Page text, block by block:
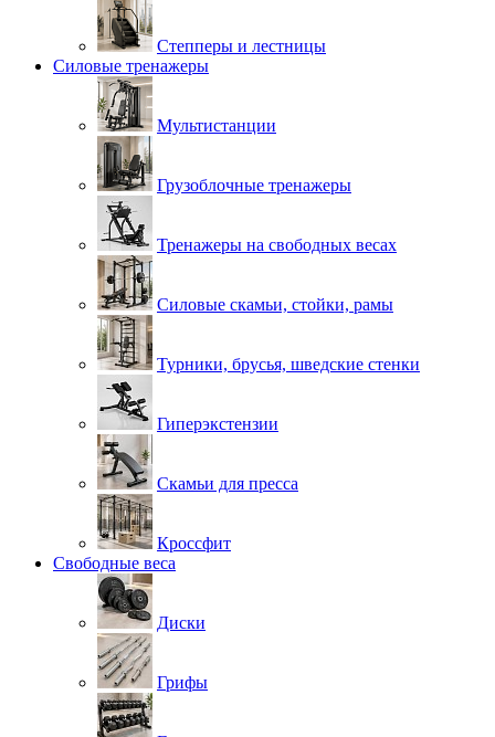
Степперы и лестницы
Силовые тренажеры
Мультистанции
Грузоблочные тренажеры
Тренажеры на свободных весах
Силовые скамьи, стойки, рамы
Турники, брусья, шведские стенки
Гиперэкстензии
Скамьи для пресса
Кроссфит
Свободные веса
Диски
Грифы